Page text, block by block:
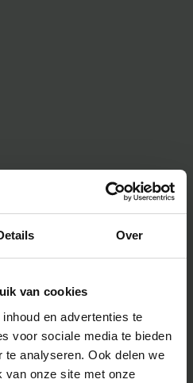
Over
van cookies
en advertenties te
voor sociale media te bieden
te analyseren. Ook delen we
van onze site met onze